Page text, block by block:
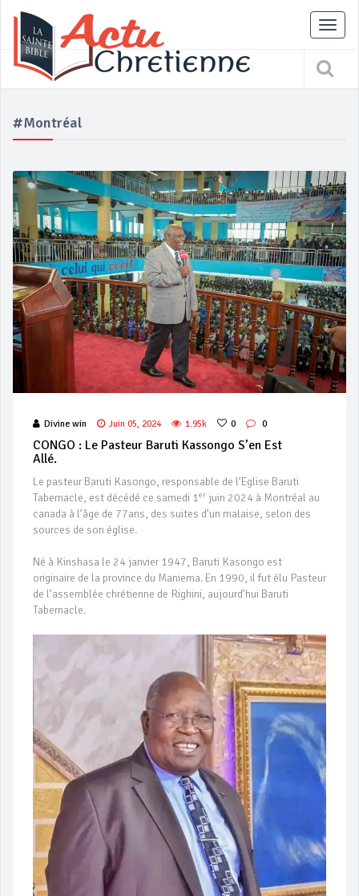
#Montréal
Divine win Juin 05, 2024 1.95k 0 0
CONGO : Le Pasteur Baruti Kassongo S’en Est
Allé.
Le pasteur Baruti Kasongo, responsable de l’Eglise Baruti
Tabernacle, est décédé ce samedi 1er juin 2024 à Montréal au
canada à l’âge de 77ans, des suites d’un malaise, selon des
sources de son église.
Né à Kinshasa le 24 janvier 1947, Baruti Kasongo est
originaire de la province du Maniema. En 1990, il fut élu Pasteur
de l’assemblée chrétienne de Righini, aujourd’hui Baruti
Tabernacle.